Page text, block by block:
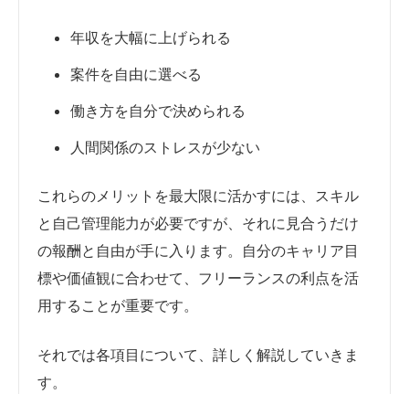
年収を大幅に上げられる
案件を自由に選べる
働き方を自分で決められる
人間関係のストレスが少ない
これらのメリットを最大限に活かすには、スキル
と自己管理能力が必要ですが、それに見合うだけ
の報酬と自由が手に入ります。自分のキャリア目
標や価値観に合わせて、フリーランスの利点を活
用することが重要です。
それでは各項目について、詳しく解説していきま
す。